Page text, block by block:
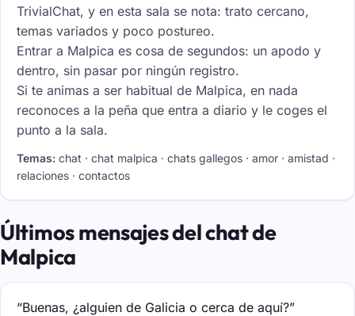
TrivialChat, y en esta sala se nota: trato cercano,
temas variados y poco postureo.
Entrar a Malpica es cosa de segundos: un apodo y
dentro, sin pasar por ningún registro.
Si te animas a ser habitual de Malpica, en nada
reconoces a la peña que entra a diario y le coges el
punto a la sala.
Temas: chat · chat malpica · chats gallegos · amor · amistad ·
relaciones · contactos
Últimos mensajes del chat de
Malpica
“Buenas, ¿alguien de Galicia o cerca de aquí?”